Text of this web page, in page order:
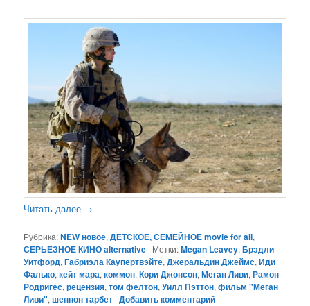
Читать далее →
Рубрика:NEW новое,ДЕТСКОЕ, СЕМЕЙНОЕ movie for all,
СЕРЬЕЗНОЕ КИНО alternative | Метки:Megan Leavey,Брэдли
Уитфорд,Габриэла Каупертвэйте,Джеральдин Джеймс,Иди
Фалько,кейт мара,коммон,Кори Джонсон,Меган Ливи,Рамон
Родригес,рецензия,том фелтон,Уилл Пэттон,фильм "Меган
Ливи",шеннон тарбет |Добавить комментарий